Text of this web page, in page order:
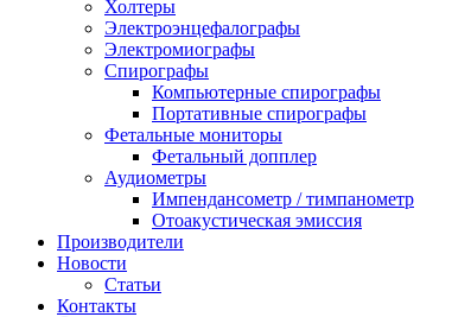
Холтеры
Электроэнцефалографы
Электромиографы
Спирографы
Компьютерные спирографы
Портативные спирографы
Фетальные мониторы
Фетальный допплер
Аудиометры
Импендансометр / тимпанометр
Отоакустическая эмиссия
Производители
Новости
Статьи
Контакты